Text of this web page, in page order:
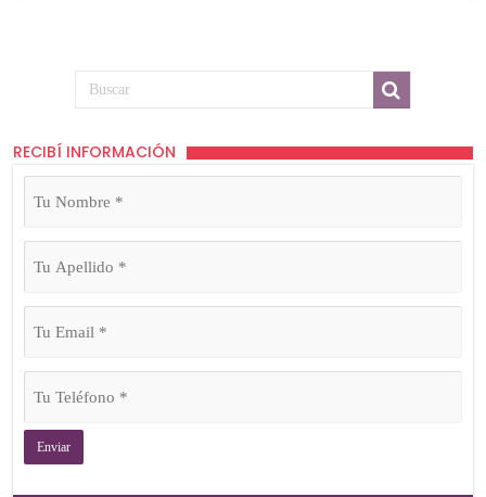
RECIBÍ INFORMACIÓN
Tu
Nombre
Tu
Apellido
Tu
Email
Tu
Teléfono